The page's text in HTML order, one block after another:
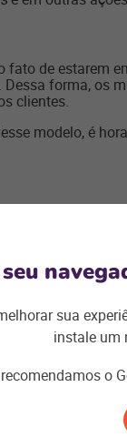
fato de estarem
forma, os
clientes.
modelo, é
mais
isso, é preciso
nos
bem o
do Hub de
uma única
comparar as
plataforma
sua
instale um
o